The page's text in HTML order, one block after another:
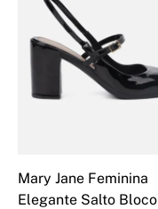
Mary Jane Feminina
Elegante Salto Bloco